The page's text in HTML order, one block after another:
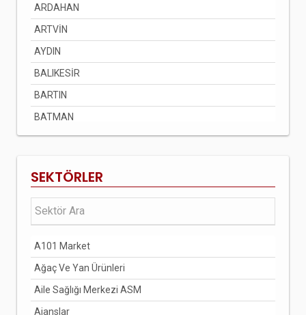
ARDAHAN
ARTVİN
AYDIN
BALIKESİR
BARTIN
BATMAN
BAYBURT
BİNGÖL
BİTLİS
BOLU
BURDUR
BURSA
ÇANAKKALE
SEKTÖRLER
A101 Market
Ağaç Ve Yan Ürünleri
Aile Sağlığı Merkezi ASM
Ajanslar